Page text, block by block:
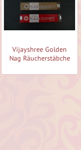
Vijayshree Golden
Nag Räucherstäbche